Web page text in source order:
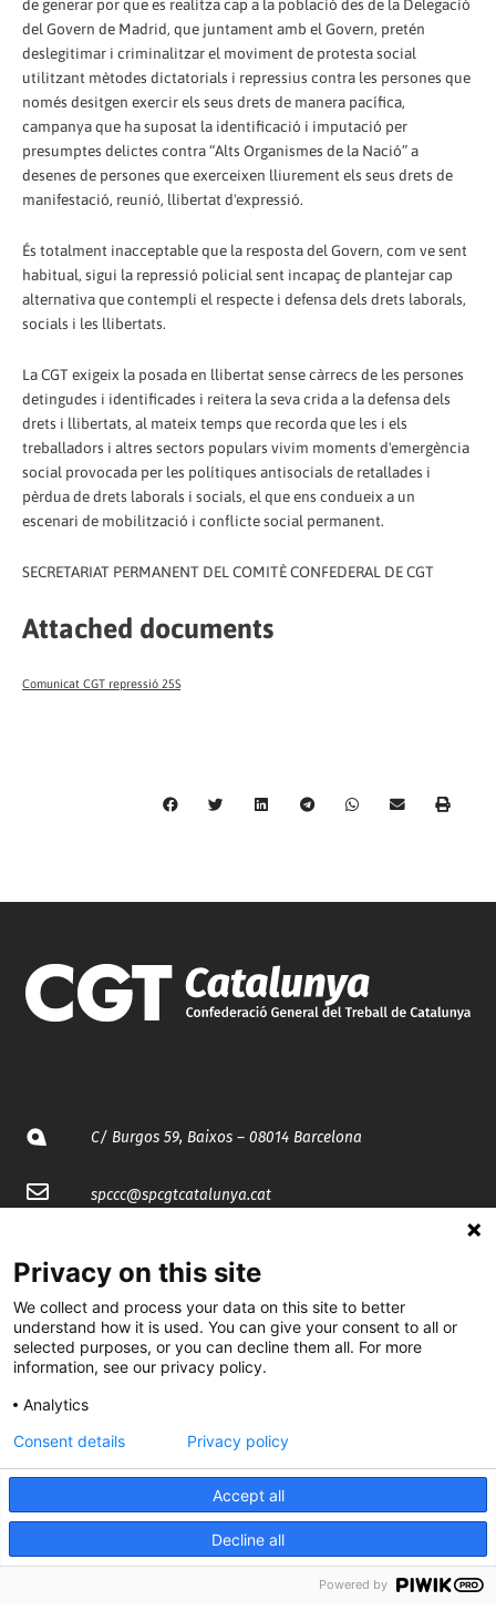
de generar por que es realitza cap a la població des de la Delegació
del Govern de Madrid, que juntament amb el Govern, pretén
deslegitimar i criminalitzar el moviment de protesta social
utilitzant mètodes dictatorials i repressius contra les persones que
només desitgen exercir els seus drets de manera pacífica,
campanya que ha suposat la identificació i imputació per
presumptes delictes contra “Alts Organismes de la Nació” a
desenes de persones que exerceixen lliurement els seus drets de
manifestació, reunió, llibertat d'expressió.
És totalment inacceptable que la resposta del Govern, com ve sent
habitual, sigui la repressió policial sent incapaç de plantejar cap
alternativa que contempli el respecte i defensa dels drets laborals,
socials i les llibertats.
La CGT exigeix la posada en llibertat sense càrrecs de les persones
detingudes i identificades i reitera la seva crida a la defensa dels
drets i llibertats, al mateix temps que recorda que les i els
treballadors i altres sectors populars vivim moments d'emergència
social provocada per les polítiques antisocials de retallades i
pèrdua de drets laborals i socials, el que ens condueix a un
escenari de mobilització i conflicte social permanent.
SECRETARIAT PERMANENT DEL COMITÈ CONFEDERAL DE CGT
Attached documents
Comunicat CGT repressió 25S
C/ Burgos 59, Baixos – 08014 Barcelona
spccc@spcgtcatalunya.cat
@CGTCatalunya
cgtcatalunya
CGTCatalunya
cgtcatalunya
Desenvolupat per
Privacy on this site
We collect and process your data on this site to better
understand how it is used. You can give your consent to all or
selected purposes, or you can decline them all. For more
information, see our privacy policy.
Analytics
Accept all
Decline all
Consent details Privacy policy
Powered by